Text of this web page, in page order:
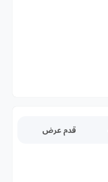
قدم عرض